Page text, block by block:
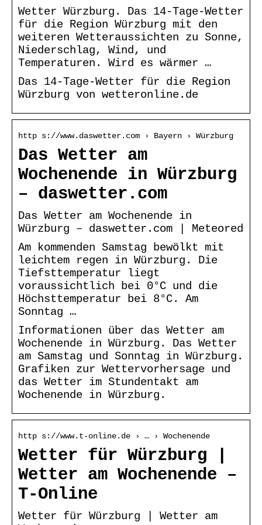
Wetter Würzburg. Das 14-Tage-Wetter
für die Region Würzburg mit den
weiteren Wetteraussichten zu Sonne,
Niederschlag, Wind, und
Temperaturen. Wird es wärmer …
Das 14-Tage-Wetter für die Region
Würzburg von wetteronline.de
http s://www.daswetter.com › Bayern › Würzburg
Das Wetter am
Wochenende in Würzburg
– daswetter.com
Das Wetter am Wochenende in
Würzburg – daswetter.com | Meteored
Am kommenden Samstag bewölkt mit
leichtem regen in Würzburg. Die
Tiefsttemperatur liegt
voraussichtlich bei 0°C und die
Höchsttemperatur bei 8°C. Am
Sonntag …
Informationen über das Wetter am
Wochenende in Würzburg. Das Wetter
am Samstag und Sonntag in Würzburg.
Grafiken zur Wettervorhersage und
das Wetter im Stundentakt am
Wochenende in Würzburg.
http s://www.t-online.de › … › Wochenende
Wetter für Würzburg |
Wetter am Wochenende –
T-Online
Wetter für Würzburg | Wetter am